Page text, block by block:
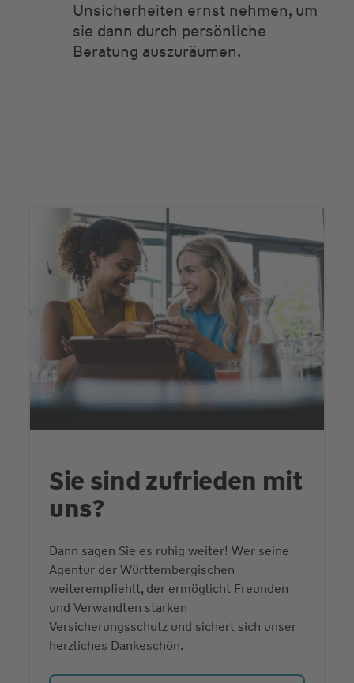
Unsicherheiten ernst nehmen, um
sie dann durch persönliche
Beratung auszuräumen.
Sie sind zufrieden mit
uns?
Dann sagen Sie es ruhig weiter! Wer seine
Agentur der Württembergischen
weiterempfiehlt, der ermöglicht Freunden
und Verwandten starken
Versicherungsschutz und sichert sich unser
herzliches Dankeschön.